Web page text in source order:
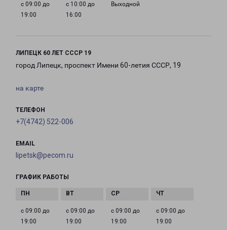
с 09:00 до
19:00
с 10:00 до
16:00
Выходной
ЛИПЕЦК 60 ЛЕТ СССР 19
город Липецк, проспект Имени 60-летия СССР, 19
на карте
ТЕЛЕФОН
+7(4742) 522-006
EMAIL
lipetsk@pecom.ru
ГРАФИК РАБОТЫ
с 09:00 до
19:00
с 09:00 до
19:00
с 09:00 до
19:00
с 09:00 до
19:00